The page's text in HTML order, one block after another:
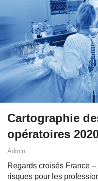
Cartographie
opératoires
Admin
Regards croisés France
risques pour les